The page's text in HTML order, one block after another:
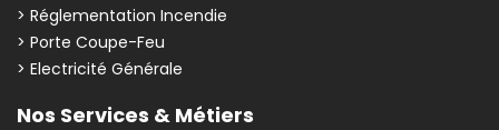
> Réglementation Incendie
> Porte Coupe-Feu
> Electricité Générale
Nos Services & Métiers